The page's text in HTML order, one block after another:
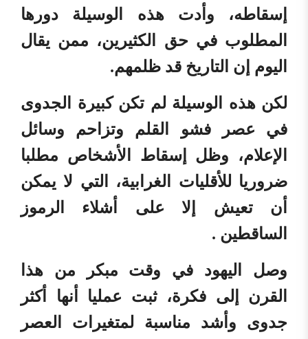
إسقاطه، وأدت هذه الوسيلة دورها
المطلوب في حق الكثيرين، ممن يقال
اليوم إن التاريخ قد ظلمهم.
لكن هذه الوسيلة لم تكن كبيرة الجدوى
في عصر فشو القلم وتزاحم وسائل
الإعلام، وظل إسقاط الأشخاص مطلبا
ضروريا للأقليات الغرابية، التي لا يمكن
أن تعيش إلا على أشلاء الرموز
الساقطين .
وصل اليهود في وقت مبكر من هذا
القرن إلى فكرة، ثبت عمليا أنها أكثر
جدوى وأشد مناسبة لمتغيرات العصر